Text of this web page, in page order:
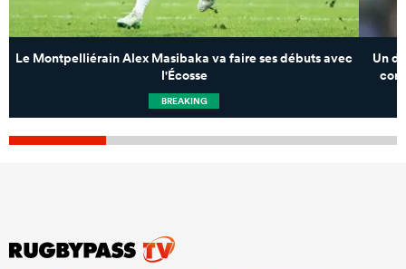
Le Montpelliérain Alex Masibaka va faire ses débuts avec
l'Écosse
BREAKING
Un